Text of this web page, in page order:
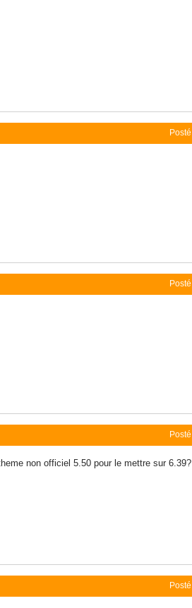
Posté
Posté
Posté
non officiel 5.50 pour le mettre sur 6.39?
Posté